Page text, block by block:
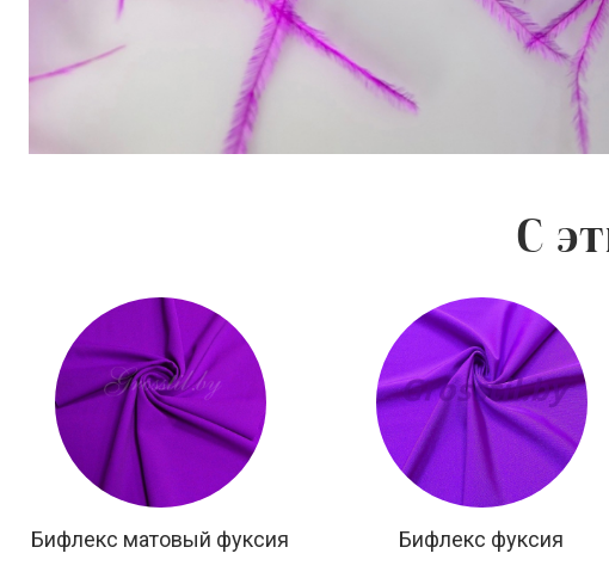
С
Бифлекс матовый фуксия Бифлекс фуксия